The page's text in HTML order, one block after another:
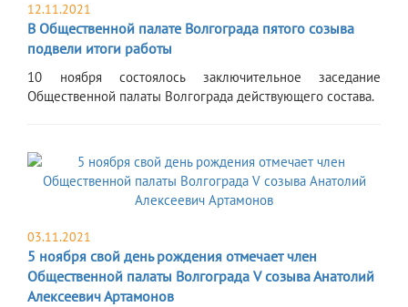
12.11.2021
В Общественной палате Волгограда пятого созыва
подвели итоги работы
10 ноября состоялось заключительное заседание
Общественной палаты Волгограда действующего состава.
03.11.2021
5 ноября свой день рождения отмечает член
Общественной палаты Волгограда V созыва Анатолий
Алексеевич Артамонов